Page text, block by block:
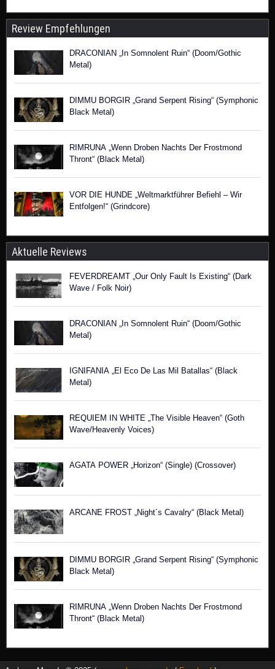
Review Empfehlungen
DRACONIAN „In Somnolent Ruin“ (Doom/Gothic
Metal)
DIMMU BORGIR „Grand Serpent Rising“ (Symphonic
Black Metal)
RIMRUNA „Wenn Droben Nachts Der Frostmond
Thront“ (Black Metal)
VOR DIE HUNDE „Weltmarktführer Befiehl – Wir
Entfolgen!“ (Grindcore)
Aktuelle Reviews
FEVERDREAMT „Our Only Fault Is Existing“ (Dark
Wave / Folk Noir)
DRACONIAN „In Somnolent Ruin“ (Doom/Gothic
Metal)
IGNIFANIA „El Eco De Las Mil Batallas“ (Black
Metal)
REQUIEM IN WHITE „The Visible Heaven“ (Goth
Wave/Heavenly Voices)
AGATA POWER „Horizon“ (Single) (Crossover)
ARCANE FROST „Night´s Cavalry“ (Black Metal)
DIMMU BORGIR „Grand Serpent Rising“ (Symphonic
Black Metal)
RIMRUNA „Wenn Droben Nachts Der Frostmond
Thront“ (Black Metal)